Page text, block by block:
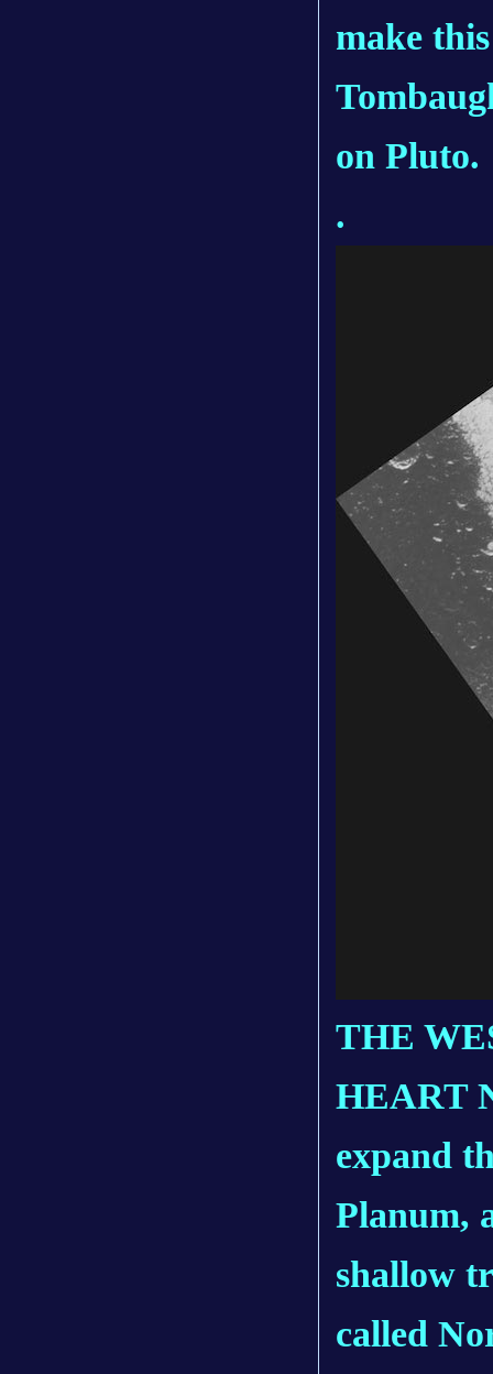
make
on Pluto.
.
THE
HEART
expand
Planum,
shallow
called